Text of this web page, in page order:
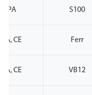
S100
Ferr
CE
VB12
CE